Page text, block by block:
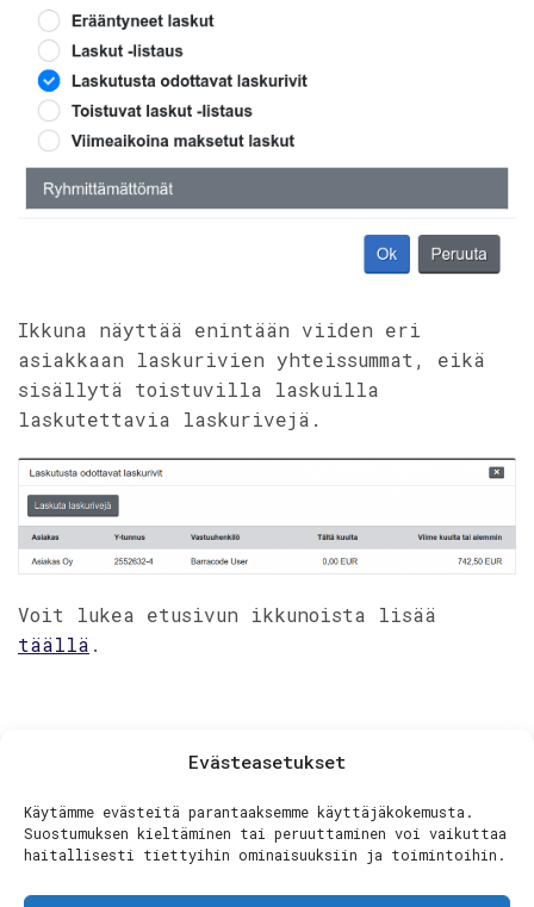
Evästeasetukset
Käytämme evästeitä parantaaksemme käyttäjäkokemusta.
Suostumuksen kieltäminen tai peruuttaminen voi vaikuttaa
haitallisesti tiettyihin ominaisuuksiin ja toimintoihin.
Ikkuna näyttää enintään viiden eri
asiakkaan laskurivien yhteissummat, eikä
sisällytä toistuvilla laskuilla
laskutettavia laskurivejä.
Voit lukea etusivun ikkunoista lisää
täällä .